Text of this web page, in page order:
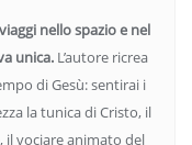
nello spazio e nel
unica. L’autore ricrea
di Gesù: sentirai i
la tunica di Cristo, il
il vociare animato del